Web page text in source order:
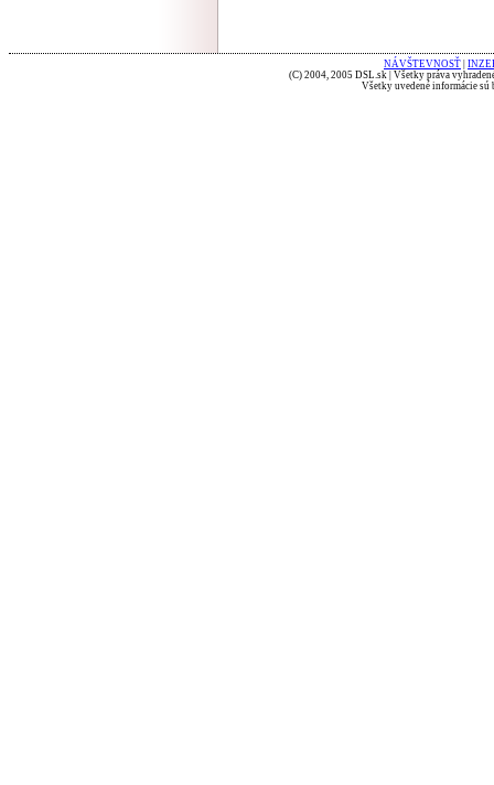
NÁVŠTEVNOSŤ
(C) 2004, 2005 DSL.sk | Všetky práva
Všetky uvedené informácie sú